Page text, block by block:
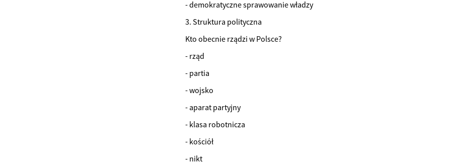
- demokratyczne sprawowanie władzy
3. Struktura polityczna
Kto obecnie rządzi w Polsce?
- rząd
- partia
- wojsko
- aparat partyjny
- klasa robotnicza
- kościół
- nikt